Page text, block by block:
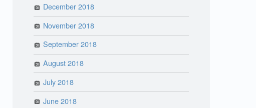
December 2018
November 2018
September 2018
August 2018
July 2018
June 2018